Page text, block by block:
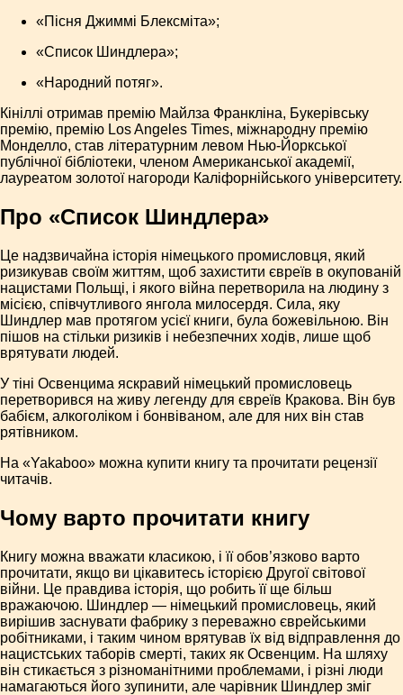
«Пісня Джиммі Блексміта»;
«Список Шиндлера»;
«Народний потяг».
Кініллі отримав премію Майлза Франкліна, Букерівську
премію, премію Los Angeles Times, міжнародну премію
Монделло, став літературним левом Нью-Йоркської
публічної бібліотеки, членом Американської академії,
лауреатом золотої нагороди Каліфорнійського університету.
Про «Список Шиндлера»
Це надзвичайна історія німецького промисловця, який
ризикував своїм життям, щоб захистити євреїв в окупованій
нацистами Польщі, і якого війна перетворила на людину з
місією, співчутливого янгола милосердя. Сила, яку
Шиндлер мав протягом усієї книги, була божевільною. Він
пішов на стільки ризиків і небезпечних ходів, лише щоб
врятувати людей.
У тіні Освенцима яскравий німецький промисловець
перетворився на живу легенду для євреїв Кракова. Він був
бабієм, алкоголіком і бонвіваном, але для них він став
рятівником.
На «Yakaboo» можна купити книгу та прочитати рецензії
читачів.
Чому варто прочитати книгу
Книгу можна вважати класикою, і її обов’язково варто
прочитати, якщо ви цікавитесь історією Другої світової
війни. Це правдива історія, що робить її ще більш
вражаючою. Шиндлер — німецький промисловець, який
вирішив заснувати фабрику з переважно єврейськими
робітниками, і таким чином врятував їх від відправлення до
нацистських таборів смерті, таких як Освенцим. На шляху
він стикається з різноманітними проблемами, і різні люди
намагаються його зупинити, але чарівник Шиндлер зміг